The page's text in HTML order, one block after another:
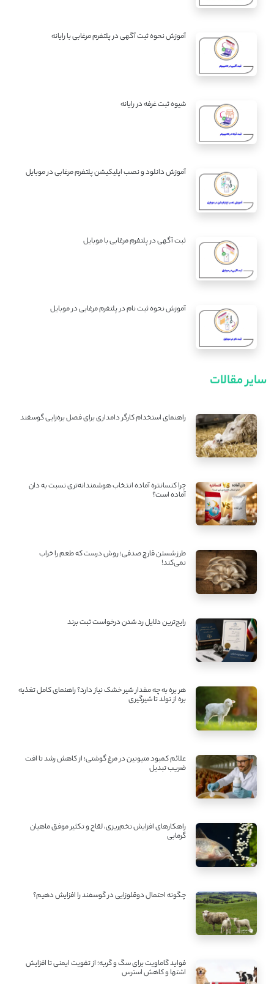
آموزش نحوه ثبت آگهی در پلتفرم مرغابی با رایانه
شیوه ثبت غرفه در رایانه
آموزش دانلود و نصب اپلیکیشن پلتفرم مرغابی در موبایل
ثبت آگهی در پلتفرم مرغابی با موبایل
آموزش نحوه ثبت نام در پلتفرم مرغابی در موبایل
سایر مقالات
راهنمای استخدام کارگر دامداری برای فصل بره‌زایی گوسفند
چرا کنسانتره آماده انتخاب هوشمندانه‌تری نسبت به دان
آماده است؟
طرز شستن قارچ صدفی؛ روش درست که طعم را خراب
نمی‌کند!
رایج‌ترین دلایل رد شدن درخواست ثبت برند
هر بره به چه مقدار شیر خشک نیاز دارد؟ راهنمای کامل تغذیه
بره از تولد تا شیرگیری
علائم کمبود متیونین در مرغ گوشتی؛ از کاهش رشد تا افت
ضریب تبدیل
راهکارهای افزایش تخم‌ریزی، لقاح و تکثیر موفق ماهیان
گرمابی
چگونه احتمال دوقلوزایی در گوسفند را افزایش دهیم؟
فواید گاماویت برای سگ و گربه؛ از تقویت ایمنی تا افزایش
اشتها و کاهش استرس